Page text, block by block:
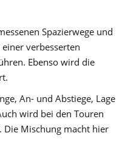
Spazierwege und
verbesserten
Ebenso wird die
An- und Abstiege, Lage
wird bei den Touren
Die Mischung macht hier